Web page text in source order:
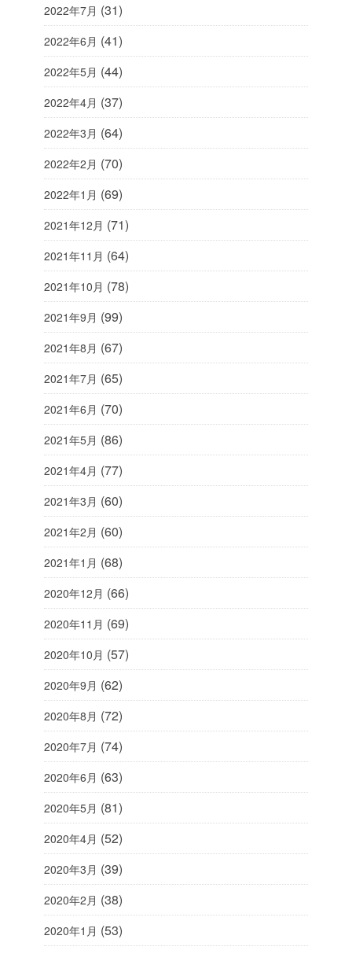
2022年7月 (31)
2022年6月 (41)
2022年5月 (44)
2022年4月 (37)
2022年3月 (64)
2022年2月 (70)
2022年1月 (69)
2021年12月 (71)
2021年11月 (64)
2021年10月 (78)
2021年9月 (99)
2021年8月 (67)
2021年7月 (65)
2021年6月 (70)
2021年5月 (86)
2021年4月 (77)
2021年3月 (60)
2021年2月 (60)
2021年1月 (68)
2020年12月 (66)
2020年11月 (69)
2020年10月 (57)
2020年9月 (62)
2020年8月 (72)
2020年7月 (74)
2020年6月 (63)
2020年5月 (81)
2020年4月 (52)
2020年3月 (39)
2020年2月 (38)
2020年1月 (53)